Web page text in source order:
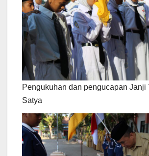
Pengukuhan dan pengucapan Janji
Satya